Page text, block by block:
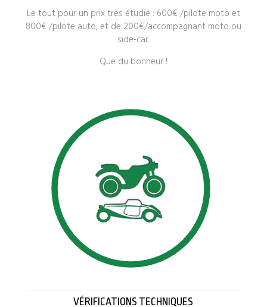
Le tout pour un prix très étudié : 600€ /pilote moto et
800€ /pilote auto, et de 200€/accompagnant moto ou
side-car.
Que du bonheur !
VÉRIFICATIONS TECHNIQUES